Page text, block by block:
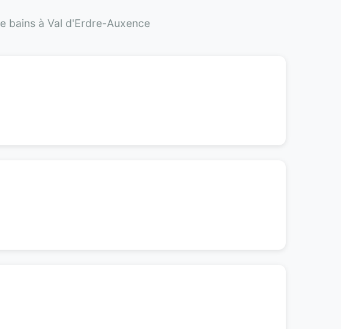
bains à Val d'Erdre-Auxence